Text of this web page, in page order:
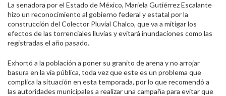
La senadora por el Estado de México, Mariela Gutiérrez Escalante
hizo un reconocimiento al gobierno federal y estatal por la
construcción del Colector Pluvial Chalco, que va a mitigar los
efectos de las torrenciales lluvias y evitará inundaciones como las
registradas el año pasado.
Exhortó a la población a poner su granito de arena y no arrojar
basura en la vía pública, toda vez que este es un problema que
complica la situación en esta temporada, por lo que recomendó a
las autoridades municipales a realizar una campaña para evitar que